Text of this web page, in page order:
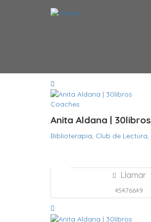
Coaches
Anita Aldana | 30libros
Biblioterapia, Club de Lectura,
Llamar
45476649